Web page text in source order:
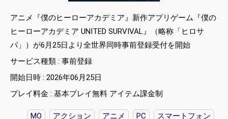
アニメ『僕のヒーローアカデミア』新作アプリゲーム『僕の
ヒーローアカデミア UNITED SURVIVAL』（略称「ヒロサ
バ」）が6月25日より全世界同時事前登録受付を開始
サービス種類 : 事前登録
開始日時 : 2026年06月25日
プレイ料金 : 基本プレイ無料 アイテム課金制
MO アクション アニメ PC スマートフォン